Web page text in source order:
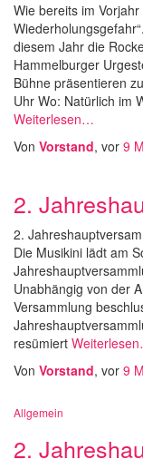
Wie bereits im
diesem Jahr die
Hammelburger
Bühne präsentieren
Uhr Wo: Natürlich im
Weiterlesen…
Von Vorstand, vor 9
2.
2.
Die Musikini lädt am
Unabhängig von der
Versammlung
resümiert
Von Vorstand, vor 9
Allgemein
2.